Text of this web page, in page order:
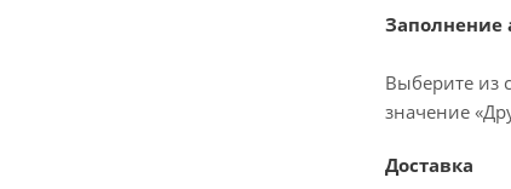
Заполнение
Выберите из
значение
Доставка